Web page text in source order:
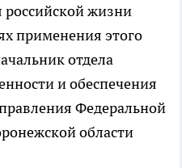
российской жизни
применения этого
отдела
и обеспечения
Федеральной
области